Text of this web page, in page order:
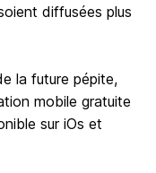
diffusées plus
la future pépite,
mobile gratuite
sur iOs et